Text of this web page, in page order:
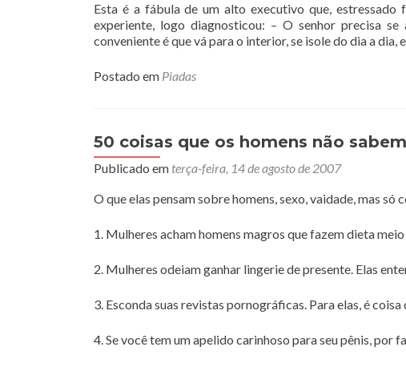
Esta é a fábula de um alto executivo que,
experiente, logo diagnosticou: – O senhor precisa
conveniente é que vá para o interior, se isole do dia a dia,
Postado em Piadas
50 coisas que os homens não
Publicado em terça-feira, 14 de agosto de 2007
O que elas pensam sobre homens, sexo, vaidade, mas só
1. Mulheres acham homens magros que fazem dieta meio
2. Mulheres odeiam ganhar lingerie de presente. Elas
3. Esconda suas revistas pornográficas. Para elas, é
4. Se você tem um apelido carinhoso para seu pênis, por